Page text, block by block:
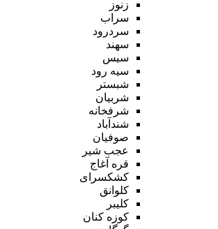
زنوز
سراب
سردرود
سهند
سیس
سیه رود
شبستر
شربیان
شرفخانه
شندآباد
صوفیان
عجب شیر
قره آغاج
کشکسرای
کلوانق
کلیبر
کوزه کنان